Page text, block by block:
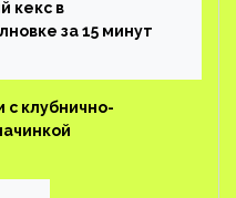
кекс в
за 15 минут
с клубнично-